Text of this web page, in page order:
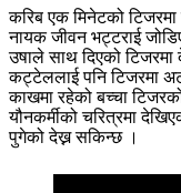
करिब एक मिनेटको टिजरमा
नायक जीवन भट्टराई
उषाले साथ दिएको
कट्टेललाई पनि टिजरमा
काखमा रहेको बच्चा
यौनकर्मीको चरित्रमा
पुगेको देख्न सकिन्छ ।